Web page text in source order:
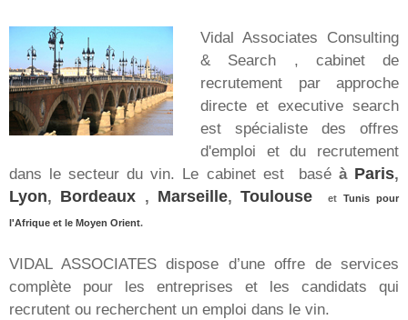
Vidal Associates Consulting
& Search , cabinet de
recrutement par approche
directe et executive search
est spécialiste des offres
d'emploi et du recrutement
dans le secteur du vin. Le cabinet est basé à Paris,
Lyon, Bordeaux , Marseille, Toulouse et Tunis pour
l'Afrique et le Moyen Orient.
VIDAL ASSOCIATES dispose d’une offre de services
complète pour les entreprises et les candidats qui
recrutent ou recherchent un emploi dans le vin.